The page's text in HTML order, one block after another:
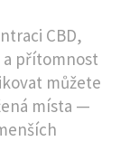
CBD,
přítomnost
můžete
místa —